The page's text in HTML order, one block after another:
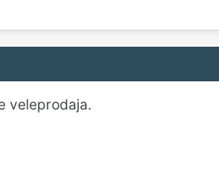
veleprodaja.